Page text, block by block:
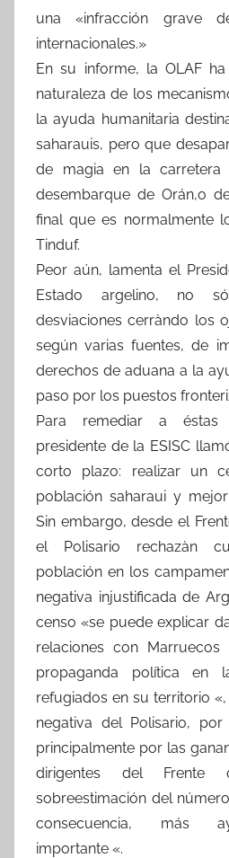
una «infracción grave
internacionales.»
En su informe, la OLAF
naturaleza de los
la ayuda humanitaria
saharauis, pero que
de magia en la
desembarque de Orán,o
final que es normalmente
Tinduf.
Peor aún, lamenta el
Estado argelino, no
desviaciones cerràndo los
según varias fuentes, de
derechos de aduana a la
paso por los puestos
Para remediar a éstas
presidente de la ESISC
corto plazo: realizar un
población saharaui y
Sin embargo, desde el
el Polisario rechazàn
población en los
negativa injustificada de
censo «se puede explicar
relaciones con
propaganda política en
refugiados en su territorio «,
negativa del Polisario,
principalmente por las
dirigentes del Frente
sobreestimación del
consecuencia, más
importante «.